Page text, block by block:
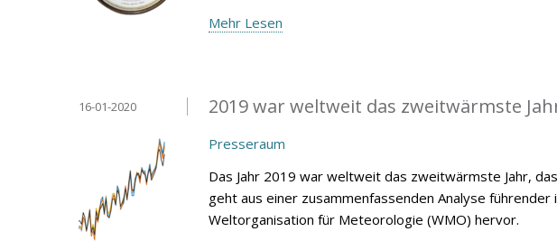
Mehr Lesen
2019 war weltweit das zweitwärmste
16-01-2020
Presseraum
Das Jahr 2019 war weltweit das zweitwärmste Jahr,
geht aus einer zusammenfassenden Analyse
Weltorganisation für Meteorologie (WMO) hervor.